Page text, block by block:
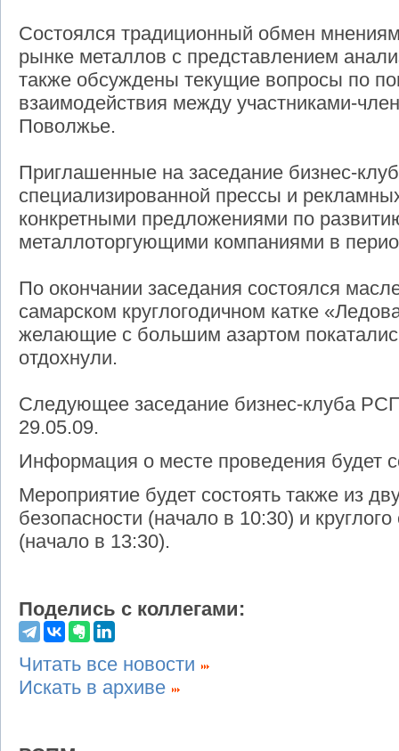
Состоялся традиционный обмен
рынке металлов с представлением
также обсуждены текущие вопросы по
взаимодействия между участниками-
Поволжье.
Приглашенные на заседание бизнес-
специализированной прессы и
конкретными предложениями по
металлоторгующими компаниями в
По окончании заседания состоялся
самарском круглогодичном катке
желающие с большим азартом
отдохнули.
Следующее заседание бизнес-клуба
29.05.09.
Информация о месте проведения будет
Мероприятие будет состоять также из
безопасности (начало в 10:30) и
(начало в 13:30).
Поделись с коллегами:
Читать все новости
Искать в архиве